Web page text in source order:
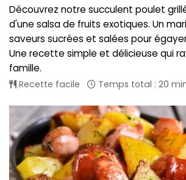
Découvrez notre succulent poulet
d'une salsa de fruits exotiques. Un
saveurs sucrées et salées pour
Une recette simple et délicieuse qui
famille.
Recette facile Temps total : 20